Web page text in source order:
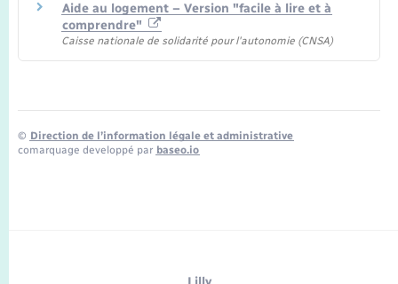
Aide au logement – Version "facile à lire et à
comprendre"
Caisse nationale de solidarité pour l'autonomie (CNSA)
© Direction de l’information légale et administrative
comarquage developpé par baseo.io